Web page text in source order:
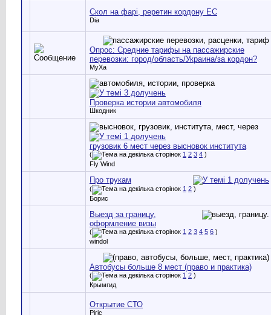
Скол на фарі, реретин кордону ЕС
Dia
Опрос: Средние тарифы на пассажирские
перевозки: город/область/Украина/за кордон?
MyXa
Проверка истории автомобиля
Шкодник
грузовик 6 мест через высновок института
( 1 2 3 4 )
Fly Wind
Про трукам
( 1 2 )
Борис
Выезд за границу,
оформление визы
( 1 2 3 4 5 6 )
windol
Автобусы больше 8 мест (право и практика)
( 1 2 )
Крымгид
Открытие СТО
Piric